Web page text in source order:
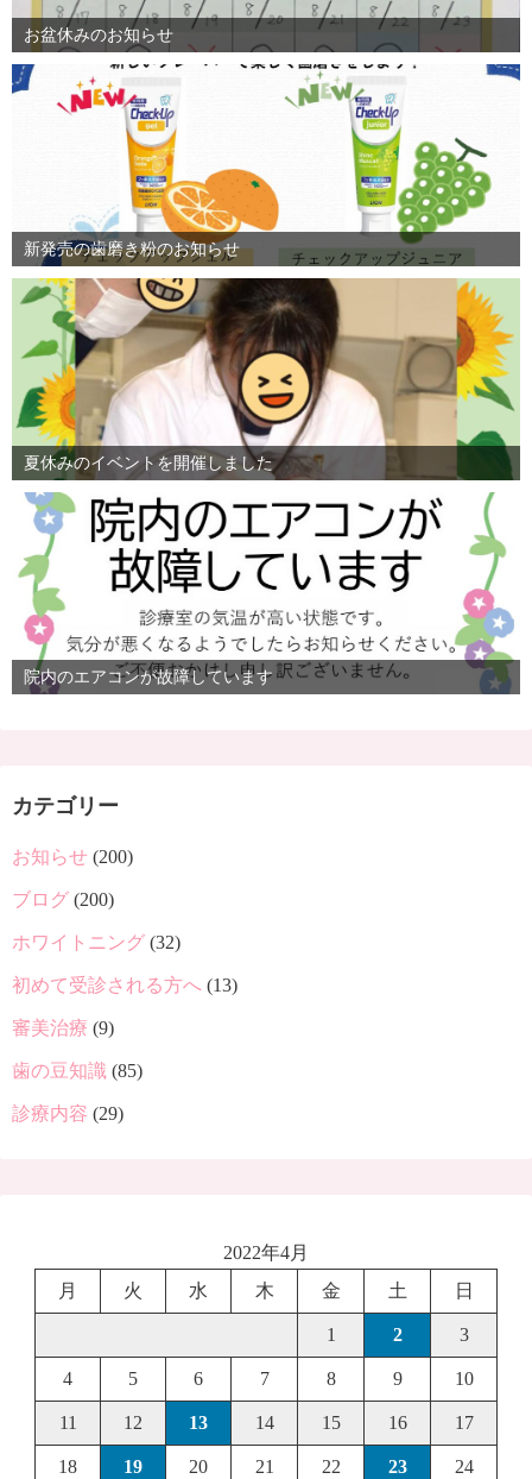
お盆休みのお知らせ
新発売の歯磨き粉のお知らせ
夏休みのイベントを開催しました
院内のエアコンが故障しています
カテゴリー
お知らせ (200)
ブログ (200)
ホワイトニング (32)
初めて受診される方へ (13)
審美治療 (9)
歯の豆知識 (85)
診療内容 (29)
2022年4月
月
火 水 木 金 土 日
1 2 3
4 5 6 7 8 9 10
11 12 13 14 15 16 17
18 19 20 21 22 23 24